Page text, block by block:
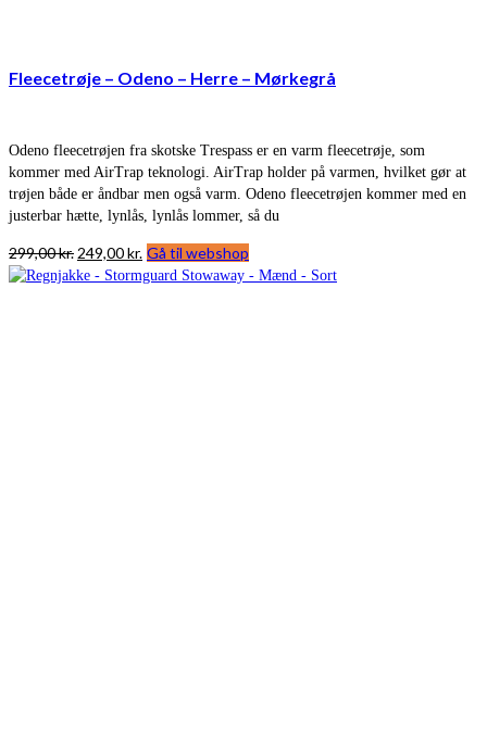
Fleecetrøje – Odeno – Herre – Mørkegrå
Odeno fleecetrøjen fra skotske Trespass er en varm fleecetrøje, som
kommer med AirTrap teknologi. AirTrap holder på varmen, hvilket gør at
trøjen både er åndbar men også varm. Odeno fleecetrøjen kommer med en
justerbar hætte, lynlås, lynlås lommer, så du
299,00kr. Den
oprindelige
249,00kr. Den
aktuelle
Gå til webshop